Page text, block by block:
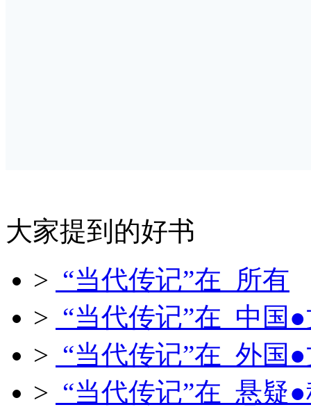
大家提到的好书
> “当代传记”在 所有
> “当代传记”在 中国
> “当代传记”在 外国
> “当代传记”在 悬疑